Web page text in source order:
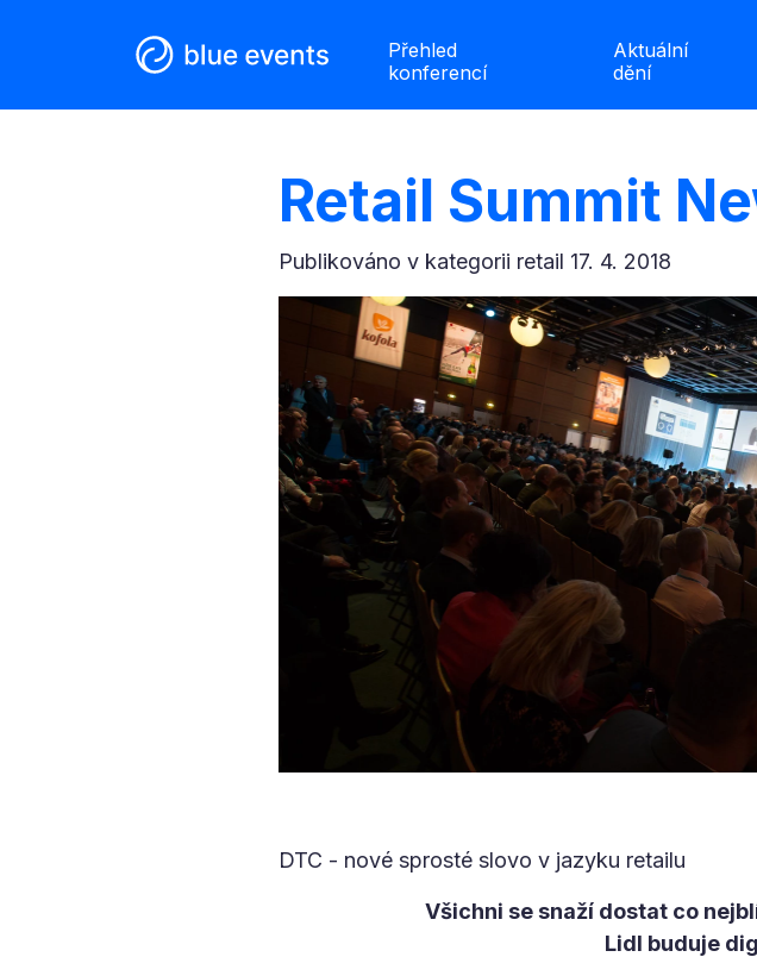
Přehled
konferencí
Aktuální
dění
Retail Summit
Publikováno v kategorii retail 17. 4. 2018
DTC - nové sprosté slovo v jazyku retailu
Všichni se snaží dostat co
Lidl buduje